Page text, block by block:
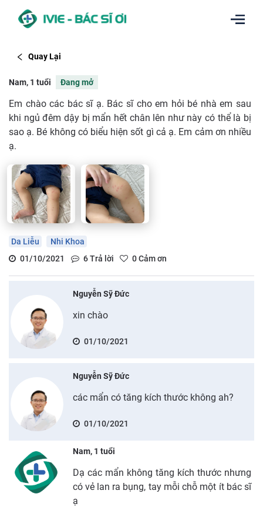
Quay Lại
Nam, 1 tuổi Đang mở
Em chào các bác sĩ ạ. Bác sĩ cho em hỏi bé nhà em sau
khi ngủ đêm dậy bị mẩn hết chân lên như này có thể là bị
sao ạ. Bé không có biểu hiện sốt gì cả ạ. Em cảm ơn nhiều
ạ.
Da Liễu
Nhi Khoa
01/10/2021
6Trả lời 0Cảm ơn
Nguyễn Sỹ Đức
xin chào
01/10/2021
Nguyễn Sỹ Đức
các mẩn có tăng kích thước không ah?
01/10/2021
Nam, 1 tuổi
Dạ các mẩn không tăng kích thước nhưng
có vẻ lan ra bụng, tay mỗi chỗ một ít bác sĩ
ạ